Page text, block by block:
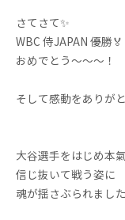
さてさて✨
WBC 侍JAPAN 優勝
おめでとう〜〜〜！
そして感動をありが
大谷選手をはじめ本
信じ抜いて戦う姿に
魂が揺さぶられました